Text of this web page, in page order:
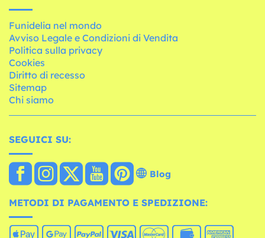
Funidelia nel mondo
Avviso Legale e Condizioni di Vendita
Politica sulla privacy
Cookies
Diritto di recesso
Sitemap
Chi siamo
SEGUICI SU:
Blog
METODI DI PAGAMENTO E SPEDIZIONE: